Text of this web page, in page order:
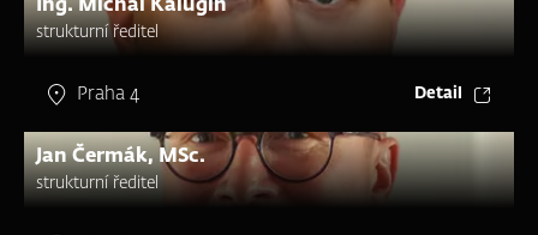
Ing. Michal Kalugin
strukturní ředitel
Praha 4 Detail
Jan Čermák, MSc.
strukturní ředitel